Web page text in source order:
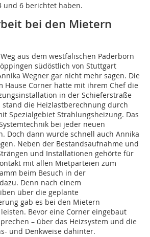
und 6 berichtet haben.
bei den Mietern
aus dem westfälischen Paderborn
südöstlich von Stuttgart
Wegner gar nicht mehr sagen. Die
Hause Corner hatte mit ihrem Chef die
in der Schieferstraße
stand die Heizlastberechnung durch
Spezialgebiet Strahlungsheizung. Das
bei jeder neuen
Doch dann wurde schnell auch Annika
Neben der Bestandsaufnahme und
und Installationen gehörte für
mit allen Mietparteien zum
beim Besuch in der
Denn nach einem
über die geplante
gab es bei den Mietern
Bevor eine Corner eingebaut
– über das Heizsystem und die
und Denkweise dahinter.